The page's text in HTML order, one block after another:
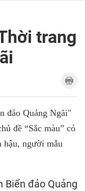
trang
đảo Quảng Ngãi"
đề “Sắc màu” có
hậu, người mẫu
Biển đảo Quảng